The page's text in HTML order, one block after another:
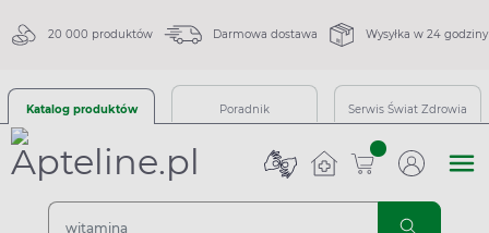
20 000 produktów Darmowa dostawa Wysyłka w 24 godziny
Katalog produktów Poradnik Serwis Świat Zdrowia
sztuk